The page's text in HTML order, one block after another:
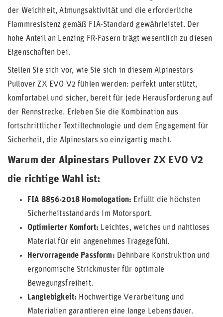
der Weichheit, Atmungsaktivität und die erforderliche
Flammresistenz gemäß FIA-Standard gewährleistet. Der
hohe Anteil an Lenzing FR-Fasern trägt wesentlich zu diesen
Eigenschaften bei.
Stellen Sie sich vor, wie Sie sich in diesem Alpinestars
Pullover ZX EVO V2 fühlen werden: perfekt unterstützt,
komfortabel und sicher, bereit für jede Herausforderung auf
der Rennstrecke. Erleben Sie die Kombination aus
fortschrittlicher Textiltechnologie und dem Engagement für
Sicherheit, die Alpinestars so einzigartig macht.
Warum der Alpinestars Pullover ZX EVO V2
die richtige Wahl ist:
FIA 8856-2018 Homologation: Erfüllt die höchsten
Sicherheitsstandards im Motorsport.
Optimierter Komfort: Leichtes, weiches und nahtloses
Material für ein angenehmes Tragegefühl.
Hervorragende Passform: Dehnbare Konstruktion und
ergonomische Strickmuster für optimale
Bewegungsfreiheit.
Langlebigkeit: Hochwertige Verarbeitung und
Materialien garantieren eine lange Lebensdauer.